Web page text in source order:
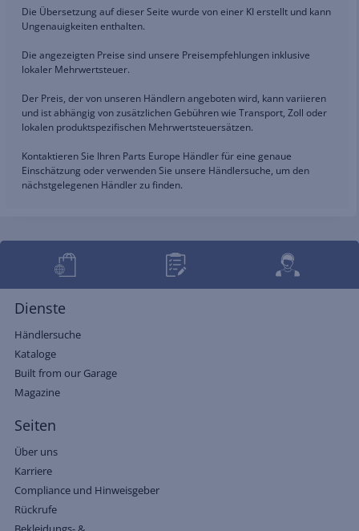
Die Übersetzung auf dieser Seite wurde von einer KI erstellt und kann
Ungenauigkeiten enthalten.
Die angezeigten Preise sind unsere Preisempfehlungen inklusive
lokaler Mehrwertsteuer.
Der Preis, der von unseren Händlern angeboten wird, kann variieren
und ist abhängig von zusätzlichen Gebühren wie Transport, Zoll oder
lokalen produktspezifischen Mehrwertsteuersätzen.
Kontaktieren Sie Ihren Parts Europe Händler für eine genaue
Einschätzung oder verwenden Sie unsere Händlersuche, um den
nächstgelegenen Händler zu finden.
Dienste
Händlersuche
Kataloge
Built from our Garage
Magazine
Seiten
Über uns
Karriere
Compliance und Hinweisgeber
Rückrufe